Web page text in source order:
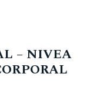
– NIVEA